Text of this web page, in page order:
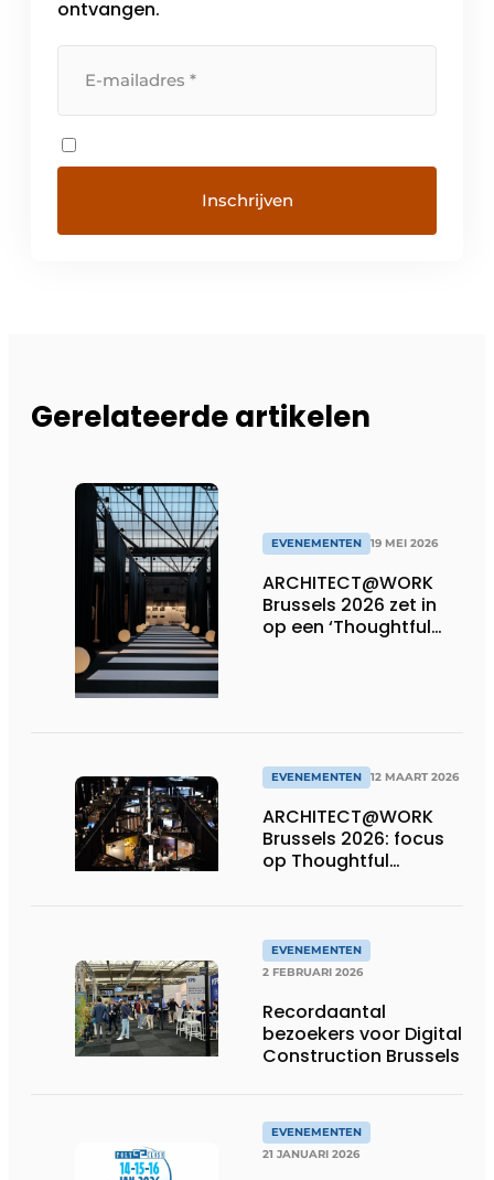
ontvangen.
Gerelateerde artikelen
EVENEMENTEN 19 MEI 2026
ARCHITECT@WORK
Brussels 2026 zet in
op een ‘Thoughtful
EVENEMENTEN 12 MAART 2026
ARCHITECT@WORK
Brussels 2026: focus
op Thoughtful
EVENEMENTEN
2 FEBRUARI 2026
Recordaantal
bezoekers voor Digital
Construction Brussels
EVENEMENTEN
21 JANUARI 2026